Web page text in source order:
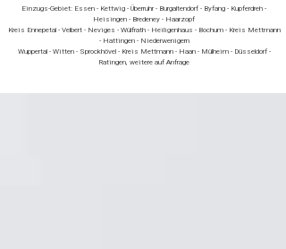
Einzugs-Gebiet: Essen - Kettwig - Überruhr - Burgaltendorf - Byfang - Kupferdreh -
Heisingen - Bredeney - Haarzopf
Kreis Ennepetal - Velbert - Neviges - Wülfrath - Heiligenhaus - Bochum - Kreis Mettmann
- Hattingen - Niederwenigern
Wuppertal - Witten - Sprockhövel - Kreis Mettmann - Haan - Mülheim - Düsseldorf -
Ratingen, weitere auf Anfrage